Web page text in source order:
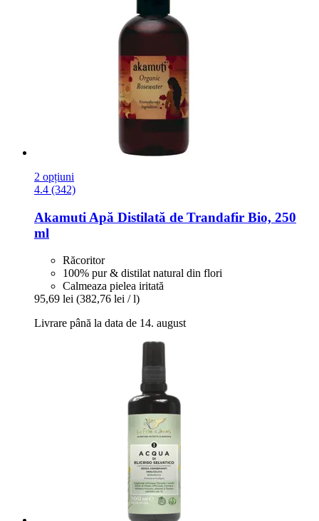
2 opțiuni
4.4 (342)
Akamuti Apă Distilată de Trandafir Bio, 250
ml
Răcoritor
100% pur & distilat natural din flori
Calmeaza pielea iritată
95,69 lei (382,76 lei / l)
Livrare până la data de 14. august